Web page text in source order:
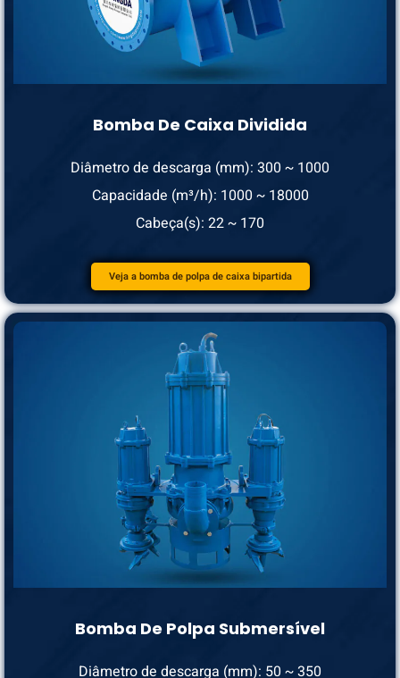
Bomba De Caixa Dividida
Diâmetro de descarga (mm): 300 ~ 1000
Capacidade (m³/h): 1000 ~ 18000
Cabeça(s): 22 ~ 170
Veja a bomba de polpa de caixa bipartida
Bomba De Polpa Submersível
Diâmetro de descarga (mm): 50 ~ 350